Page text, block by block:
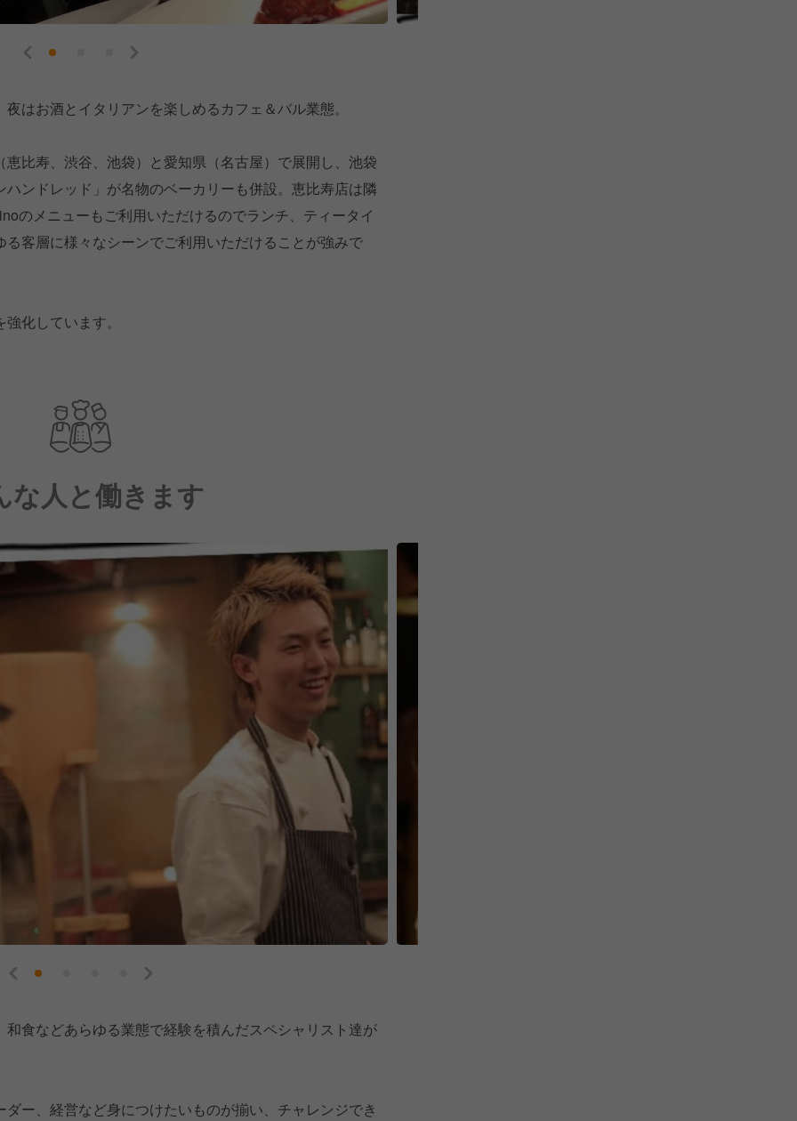
はお酒とイタリアンを楽しめるカフェ＆バル業態。
比寿、渋谷、池袋）と愛知県（名古屋）で展開し、池袋
ンドレッド」が名物のベーカリーも併設。恵比寿店は隣
のメニューもご利用いただけるのでランチ、ティータイ
客層に様々なシーンでご利用いただけることが強みで
化しています。
な人と働きます
食などあらゆる業態で経験を積んだスペシャリスト達が
ー、経営など身につけたいものが揃い、チャレンジでき